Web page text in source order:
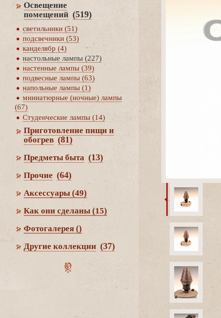
Освещение
помещений (519)
светильники (51)
подсвечники (53)
канделябр (4)
настольные лампы (227)
настенные лампы (39)
подвесные лампы (63)
напольные лампы (1)
миниатюрные (ночные) лампы
(67)
Студенческие лампы (14)
Приготовление пищи и
обогре (81)
Предметы быта (13)
Прочие (64)
Аксессуары (49)
Как они сделаны (15)
Фотогалерея ()
Другие коллекции (37)